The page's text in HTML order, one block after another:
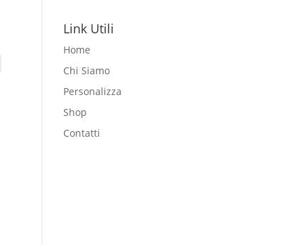
Link Utili
Home
Chi Siamo
Personalizza
Shop
Contatti